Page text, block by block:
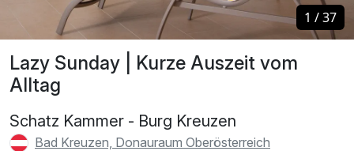
Lazy Sunday | Kurze Auszeit vom
Alltag
Schatz Kammer - Burg Kreuzen
Bad Kreuzen, Donauraum Oberösterreich
1 /37
1 /37